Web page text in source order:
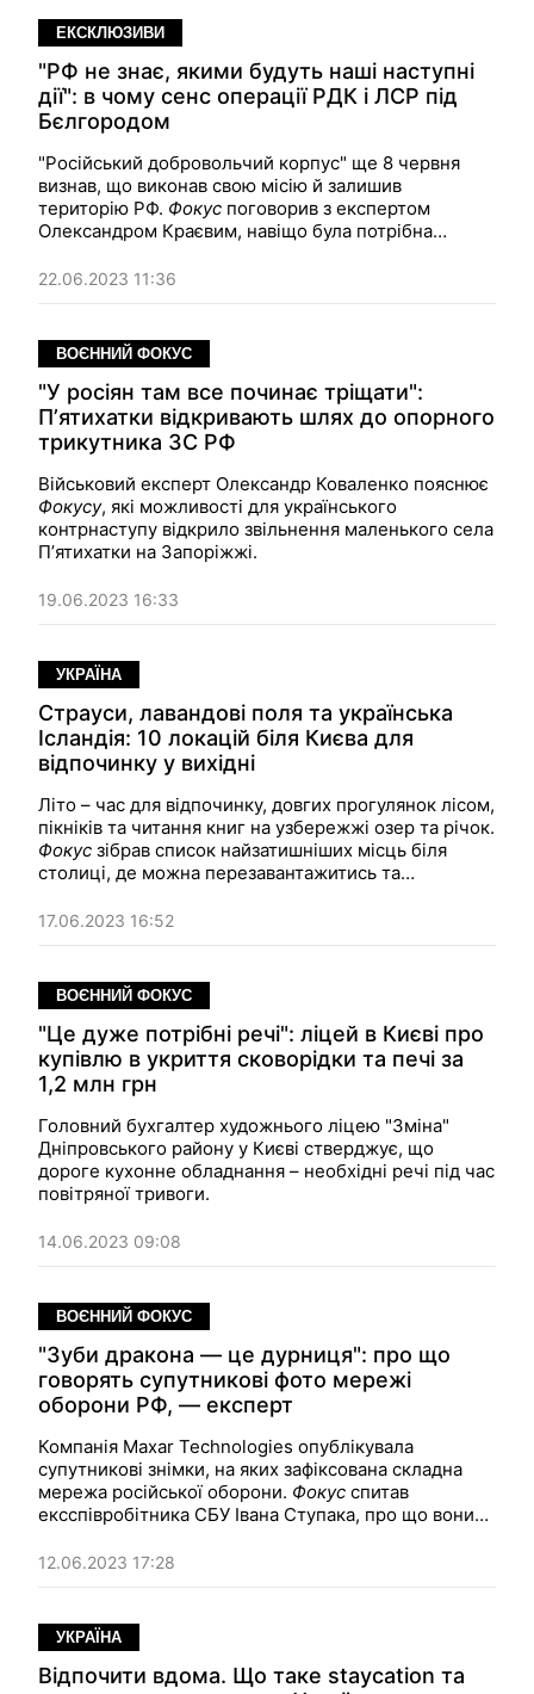
ЕКСКЛЮЗИВИ
"РФ не знає, якими будуть наші наступні
дії": в чому сенс операції РДК і ЛСР під
Бєлгородом
"Російський добровольчий корпус" ще 8 червня
визнав, що виконав свою місію й залишив
територію РФ. Фокус поговорив з експертом
Олександром Краєвим, навіщо була потрібна
отримала в результаті цього та чого тепер боїться
Росія.
22.06.2023 11:36
ВОЄННИЙ ФОКУС
"У росіян там все починає тріщати":
Пʼятихатки відкривають шлях до опорного
трикутника ЗС РФ
Військовий експерт Олександр Коваленко пояснює
Фокусу, які можливості для українського
контрнаступу відкрило звільнення маленького села
Пʼятихатки на Запоріжжі.
19.06.2023 16:33
УКРАЇНА
Страуси, лавандові поля та українська
Ісландія: 10 локацій біля Києва для
відпочинку у вихідні
Літо – час для відпочинку, довгих прогулянок лісом,
пікніків та читання книг на узбережжі озер та річок.
Фокус зібрав список найзатишніших місць біля
столиці, де можна перезавантажитись та
17.06.2023 16:52
ВОЄННИЙ ФОКУС
"Це дуже потрібні речі": ліцей в Києві про
купівлю в укриття сковорідки та печі за
1,2 млн грн
Головний бухгалтер художнього ліцею "Зміна"
Дніпровського району у Києві стверджує, що
дороге кухонне обладнання – необхідні речі під час
повітряної тривоги.
14.06.2023 09:08
ВОЄННИЙ ФОКУС
"Зуби дракона — це дурниця": про що
говорять супутникові фото мережі
оборони РФ, — експерт
Компанія Maxar Technologies опублікувала
супутникові знімки, на яких зафіксована складна
мережа російської оборони. Фокус спитав
ексспівробітника СБУ Івана Ступака, про що вони
12.06.2023 17:28
УКРАЇНА
Відпочити вдома. Що таке staycation та